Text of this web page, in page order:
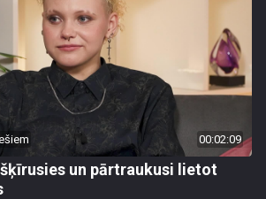
00:02:09
un pārtraukusi lietot